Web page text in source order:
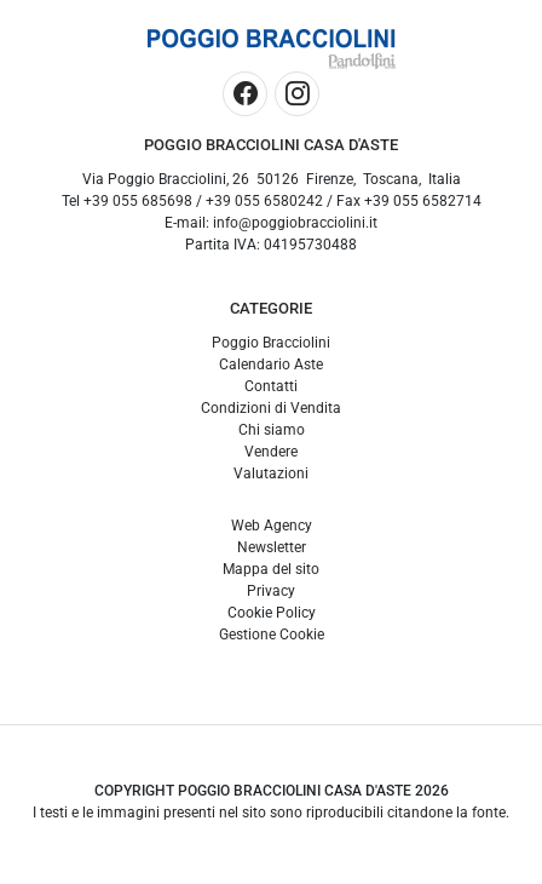
POGGIO BRACCIOLINI CASA D'ASTE
Via Poggio Bracciolini, 26 50126 Firenze, Toscana
Italia
Tel +39 055 685698 / +39 055 6580242 / Fax +39 055 6582714
E-mail: info@poggiobracciolini.it
Partita IVA: 04195730488
CATEGORIE
Poggio Bracciolini
Calendario Aste
Contatti
Condizioni di Vendita
Chi siamo
Vendere
Valutazioni
Web Agency
Newsletter
Mappa del sito
Privacy
Cookie Policy
Gestione Cookie
COPYRIGHT POGGIO BRACCIOLINI CASA D'ASTE 2026
I testi e le immagini presenti nel sito sono riproducibili citandone la fonte.